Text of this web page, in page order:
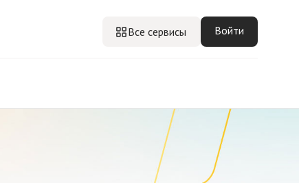
Все сервисы Войти